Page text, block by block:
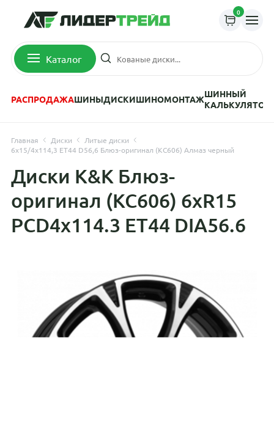
0
Каталог
РАСПРОДАЖАШИНЫДИСКИШИНОМОНТАЖШИННЫЙ
КАЛЬКУЛЯТОР
Главная Диски
Литые диски
6x15/4x114,3 ET44 D56,6 Блюз-оригинал (КС606) Алмаз черный
Диски K&K Блюз-
оригинал (КС606) 6xR15
PCD4x114.3 ET44 DIA56.6